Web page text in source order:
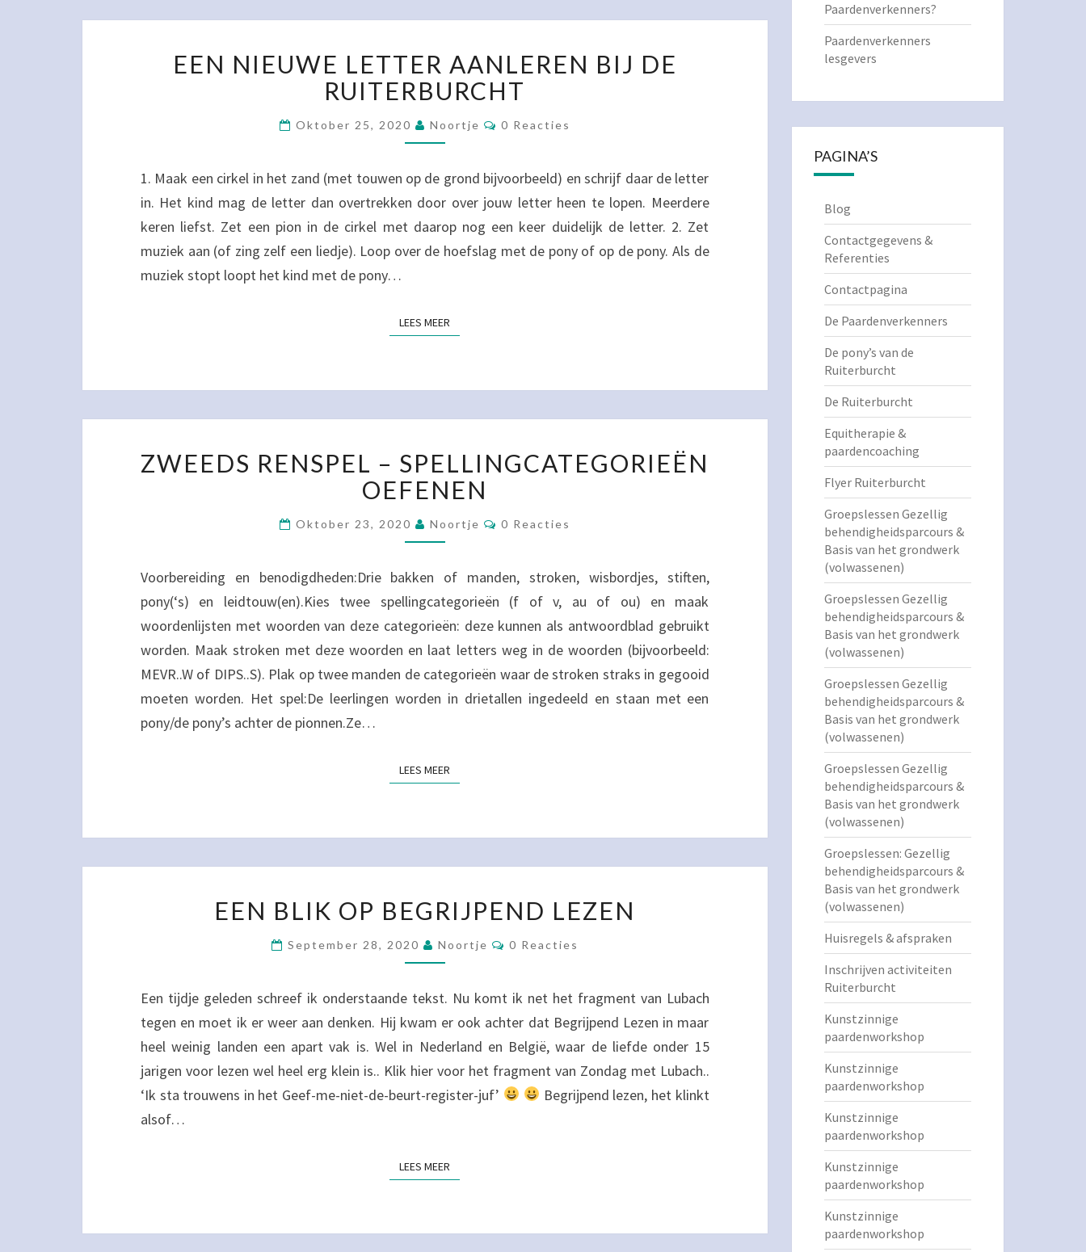
NIEUWE
LETTER
AANLEREN
BIJ
DE
EEN NIEUWE LETTER AANLEREN BIJ DE
RUITERBURCHT
Oktober 25, 2020 Noortje Reacties
0 Reacties
1. Maak een cirkel in het zand (met touwen op de grond bijvoorbeeld) en schrijf daar de letter
in. Het kind mag de letter dan overtrekken door over jouw letter heen te lopen. Meerdere
keren liefst. Zet een pion in de cirkel met daarop nog een keer duidelijk de letter. 2. Zet
muziek aan (of zing zelf een liedje). Loop over de hoefslag met de pony of op de pony. Als de
muziek stopt loopt het kind met de pony…
LEES MEER
RENSPEL
–
SPELLINGCATEGORIEËN
OEFENEN
ZWEEDS RENSPEL – SPELLINGCATEGORIEËN
OEFENEN
Oktober 23, 2020 Noortje Reacties
0 Reacties
Voorbereiding en benodigdheden:Drie bakken of manden, stroken, wisbordjes, stiften,
pony(‘s) en leidtouw(en).Kies twee spellingcategorieën (f of v, au of ou) en maak
woordenlijsten met woorden van deze categorieën: deze kunnen als antwoordblad gebruikt
worden. Maak stroken met deze woorden en laat letters weg in de woorden (bijvoorbeeld:
MEVR..W of DIPS..S). Plak op twee manden de categorieën waar de stroken straks in gegooid
moeten worden. Het spel:De leerlingen worden in drietallen ingedeeld en staan met een
pony/de pony’s achter de pionnen.Ze…
LEES MEER
BLIK
BEGRIJPEND
EEN BLIK OP BEGRIJPEND LEZEN
September 28, 2020 Noortje Reacties
0 Reacties
Een tijdje geleden schreef ik onderstaande tekst. Nu komt ik net het fragment van Lubach
tegen en moet ik er weer aan denken. Hij kwam er ook achter dat Begrijpend Lezen in maar
heel weinig landen een apart vak is. Wel in Nederland en België, waar de liefde onder 15
jarigen voor lezen wel heel erg klein is.. Klik hier voor het fragment van Zondag met Lubach..
‘Ik sta trouwens in het Geef-me-niet-de-beurt-register-juf’
Begrijpend lezen, het klinkt
alsof…
LEES MEER
Paardenverkenners?
Paardenverkenners
lesgevers
PAGINA’S
Blog
Contactgegevens &
Referenties
Contactpagina
De Paardenverkenners
De pony’s van de
Ruiterburcht
De Ruiterburcht
Equitherapie &
paardencoaching
Flyer Ruiterburcht
Groepslessen Gezellig
behendigheidsparcours &
Basis van het grondwerk
(volwassenen)
Groepslessen Gezellig
behendigheidsparcours &
Basis van het grondwerk
(volwassenen)
Groepslessen Gezellig
behendigheidsparcours &
Basis van het grondwerk
(volwassenen)
Groepslessen Gezellig
behendigheidsparcours &
Basis van het grondwerk
(volwassenen)
Groepslessen: Gezellig
behendigheidsparcours &
Basis van het grondwerk
(volwassenen)
Huisregels & afspraken
Inschrijven activiteiten
Ruiterburcht
Kunstzinnige
paardenworkshop
Kunstzinnige
paardenworkshop
Kunstzinnige
paardenworkshop
Kunstzinnige
paardenworkshop
Kunstzinnige
paardenworkshop